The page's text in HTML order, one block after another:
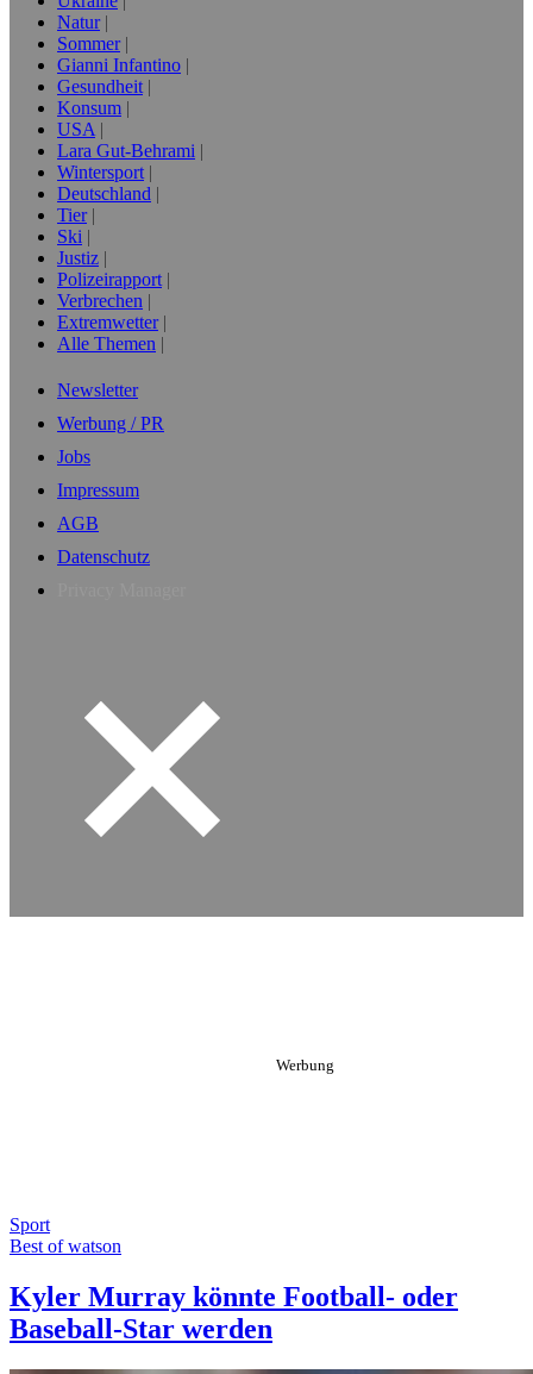
Natur
Sommer
Gianni Infantino
Gesundheit
Konsum
USA
Lara Gut-Behrami
Wintersport
Deutschland
Tier
Ski
Justiz
Polizeirapport
Verbrechen
Extremwetter
Alle Themen
Newsletter
Werbung / PR
Jobs
Impressum
AGB
Datenschutz
Sport
Best of watson
Kyler Murray könnte Football- oder
Baseball-Star werden